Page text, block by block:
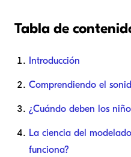
Tabla de
Introducción
Comprendiendo el
¿Cuándo deben los
La ciencia del
funciona?